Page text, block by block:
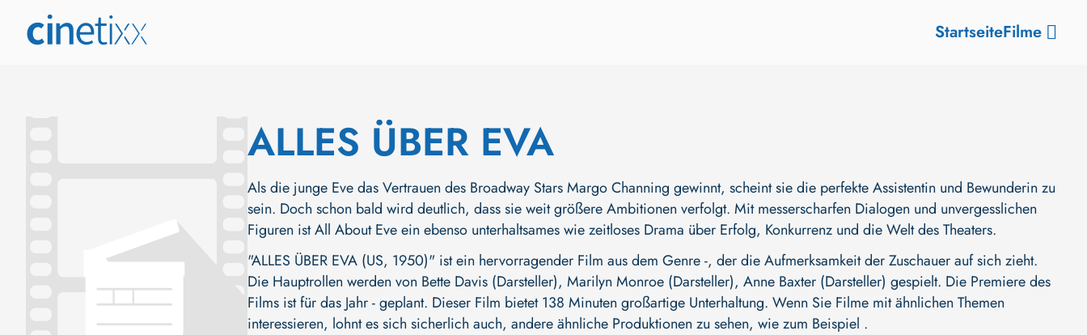
StartseiteFilme
ALLES ÜBER EVA
Als die junge Eve das Vertrauen des Broadway Stars Margo Channing gewinnt, scheint sie die perfekte Assistentin und Bewunderin zu
sein. Doch schon bald wird deutlich, dass sie weit größere Ambitionen verfolgt. Mit messerscharfen Dialogen und unvergesslichen
Figuren ist All About Eve ein ebenso unterhaltsames wie zeitloses Drama über Erfolg, Konkurrenz und die Welt des Theaters.
"ALLES ÜBER EVA (US, 1950)" ist ein hervorragender Film aus dem Genre -, der die Aufmerksamkeit der Zuschauer auf sich zieht.
Die Hauptrollen werden von Bette Davis (Darsteller), Marilyn Monroe (Darsteller), Anne Baxter (Darsteller) gespielt. Die Premiere des
Films ist für das Jahr - geplant. Dieser Film bietet 138 Minuten großartige Unterhaltung. Wenn Sie Filme mit ähnlichen Themen
interessieren, lohnt es sich sicherlich auch, andere ähnliche Produktionen zu sehen, wie zum Beispiel .